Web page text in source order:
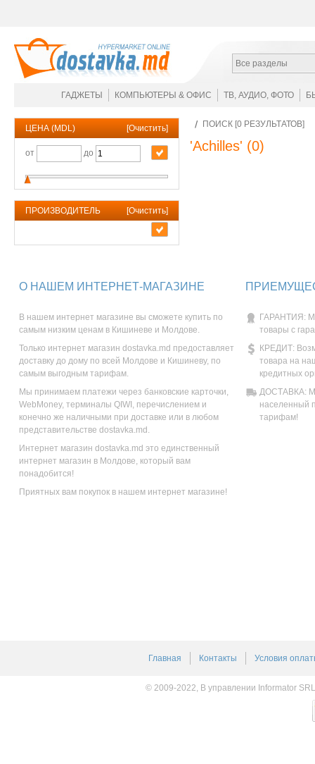
Все разделы
ГАДЖЕТЫ КОМПЬЮТЕРЫ & ОФИС ТВ, АУДИО, ФОТО
ЦЕНА (MDL) [Очистить]
от до
ПРОИЗВОДИТЕЛЬ [Очистить]
ПОИСК [0 РЕЗУЛЬТАТОВ]
'Achilles' (0)
О НАШЕМ ИНТЕРНЕТ-МАГАЗИНЕ
В нашем интернет магазине вы сможете купить по
самым низким ценам в Кишиневе и Молдове.
Только интернет магазин dostavka.md предоставляет
доставку до дому по всей Молдове и Кишиневу, по
самым выгодным тарифам.
Мы принимаем платежи через банковские карточки,
WebMoney, терминалы QIWI, перечислением и
конечно же наличными при доставке или в любом
представительстве dostavka.md.
Интернет магазин dostavka.md это единственный
интернет магазин в Молдове, который вам
понадобится!
Приятных вам покупок в нашем интернет магазине!
ГАРАНТИЯ:
товары с
КРЕДИТ:
товара на
кредитных
ДОСТАВКА:
населенный
тарифам!
Главная Контакты Условия
© 2009-2022, В управлении Informator SRL